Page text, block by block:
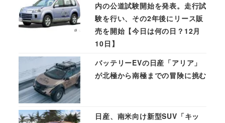
内の公道試験開始を発表。走行試
験を行い、その2年後にリース販
売を開始【今日は何の日？12月
10日】
バッテリーEVの日産「アリア」
が北極から南極までの冒険に挑む
日産、南米向け新型SUV「キッ